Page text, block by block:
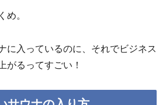
め。
に入っているのに、それでビジネス
がるってすごい！